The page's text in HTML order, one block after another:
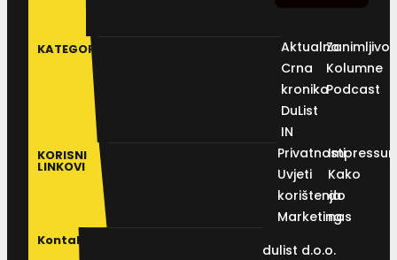
KATEGORIJE
Aktualno
Crna
kronika
DuList
IN
Kolumne
Podcast
KORISNI
LINKOVI
Privatnosti
Uvjeti
korištenja
Marketing
Kako
do
nas
Kontakt
dulist d.o.o.